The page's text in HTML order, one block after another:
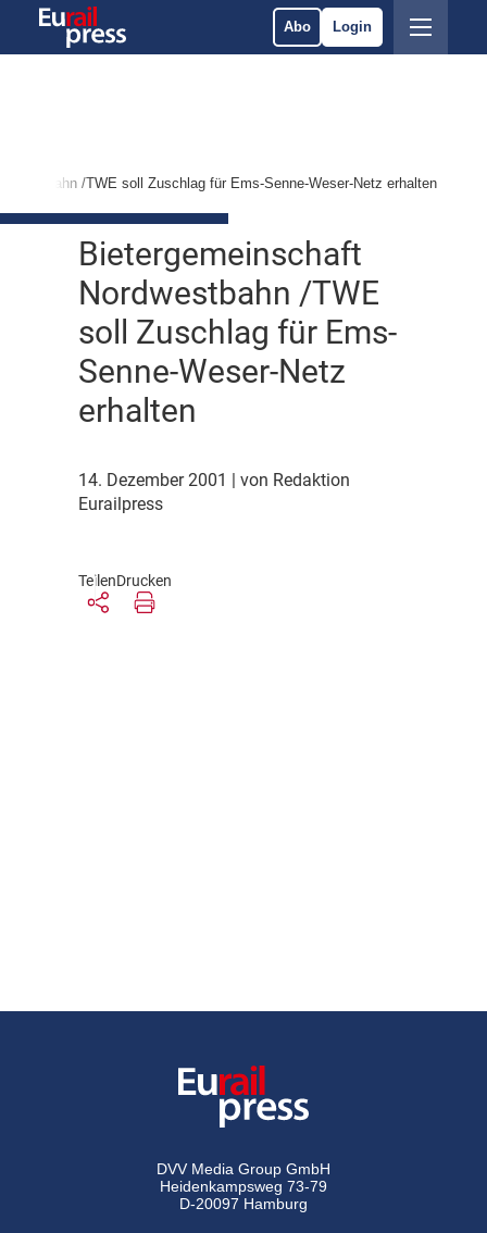
Abo Login
/TWE soll Zuschlag für Ems-Senne-Weser-Netz erhalten
Bietergemeinschaft
Nordwestbahn /TWE
soll Zuschlag für Ems-
Senne-Weser-Netz
erhalten
14. Dezember 2001
| von Redaktion
Eurailpress
TeilenDrucken
DVV Media Group GmbH
Heidenkampsweg 73-79
D-20097 Hamburg